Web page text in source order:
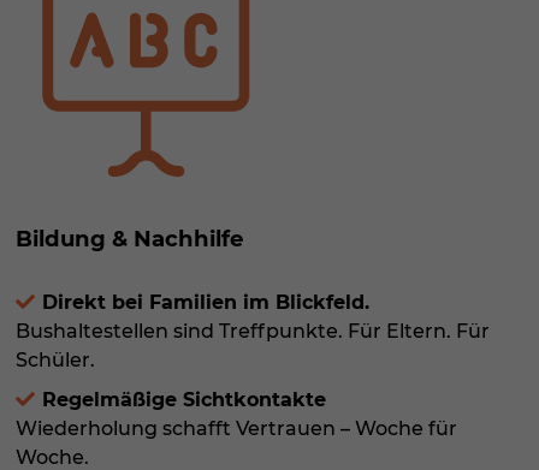
Bildung & Nachhilfe
Direkt bei Familien im Blickfeld.
Bushaltestellen sind Treffpunkte. Für Eltern. Für
Schüler.
Regelmäßige Sichtkontakte
Wiederholung schafft Vertrauen – Woche für
Woche.